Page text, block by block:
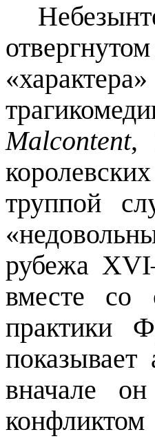
Malcontent,
труппой
рубежа
вместе
практики
показывает
вначале